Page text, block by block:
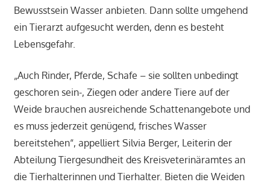
Bewusstsein Wasser anbieten. Dann sollte umgehend
ein Tierarzt aufgesucht werden, denn es besteht
Lebensgefahr.
„Auch Rinder, Pferde, Schafe – sie sollten unbedingt
geschoren sein-, Ziegen oder andere Tiere auf der
Weide brauchen ausreichende Schattenangebote und
es muss jederzeit genügend, frisches Wasser
bereitstehen“, appelliert Silvia Berger, Leiterin der
Abteilung Tiergesundheit des Kreisveterinäramtes an
die Tierhalterinnen und Tierhalter. Bieten die Weiden